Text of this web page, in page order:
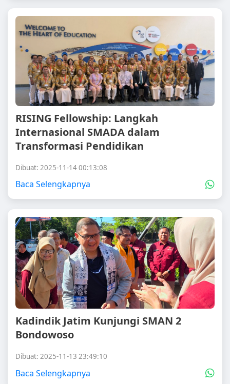
RISING Fellowship: Langkah
Internasional SMADA dalam
Transformasi Pendidikan
Dibuat: 2025-11-14 00:13:08
Baca Selengkapnya
Kadindik Jatim Kunjungi SMAN 2
Bondowoso
Dibuat: 2025-11-13 23:49:10
Baca Selengkapnya